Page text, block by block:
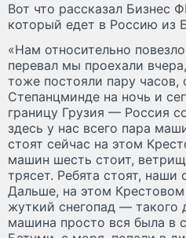
Вот что рассказал Бизнес
который едет в Россию из
«Нам относительно
перевал мы проехали
тоже постояли пару часов,
Степанцминде на ночь и
границу Грузия — Россия
здесь у нас всего пара
стоят сейчас на этом
машин шесть стоит,
трясет. Ребята стоят, наши
Дальше, на этом
жуткий снегопад — такого
машина просто вся была в